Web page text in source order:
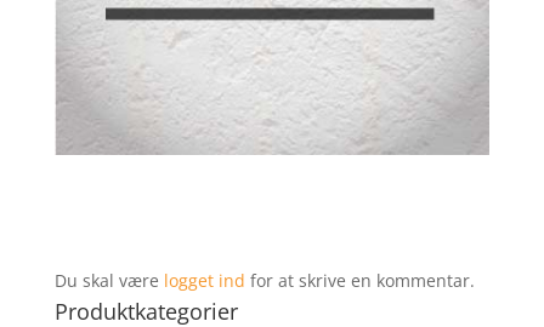
Du skal være logget ind for at skrive en kommentar.
Produktkategorier